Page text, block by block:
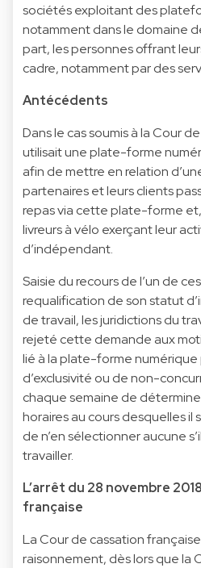
sociétés exploitant des
notamment dans le domaine
part, les personnes offrant
cadre, notamment par des
Antécédents
Dans le cas soumis à la Cour
utilisait une plate-forme
afin de mettre en relation
partenaires et leurs clients
repas via cette plate-forme
livreurs à vélo exerçant leur
d’indépendant.
Saisie du recours de l’un de
requalification de son statut
de travail, les juridictions du
rejeté cette demande aux
lié à la plate-forme numérique
d’exclusivité ou de non-
chaque semaine de
horaires au cours desquelles il
de n’en sélectionner aucune
travailler.
L’arrêt du 28 novembre
française
La Cour de cassation
raisonnement, dès lors que la